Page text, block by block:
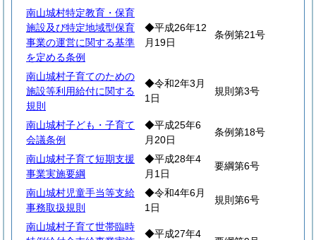
南山城村特定教育・保育
施設及び特定地域型保育
事業の運営に関する基準
を定める条例
◆平成26年12
月19日
条例第21号
南山城村子育てのための
施設等利用給付に関する
規則
◆令和2年3月
1日
規則第3号
南山城村子ども・子育て
会議条例
◆平成25年6
月20日
条例第18号
南山城村子育て短期支援
事業実施要綱
◆平成28年4
月1日
要綱第6号
南山城村児童手当等支給
事務取扱規則
◆令和4年6月
1日
規則第6号
南山城村子育て世帯臨時
◆平成27年4